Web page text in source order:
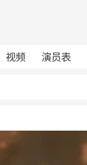
视频 演员表